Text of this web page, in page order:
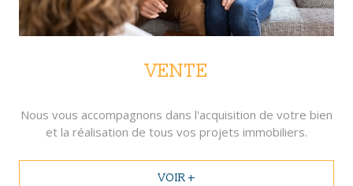
VENTE
Nous vous accompagnons dans l'acquisition de votre bien
et la réalisation de tous vos projets immobiliers.
VOIR +